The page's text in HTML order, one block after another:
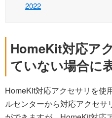
2022
HomeKit対応ア
ていない場合に
HomeKit対応アクセサリを使
ルセンターから対応アクセサ